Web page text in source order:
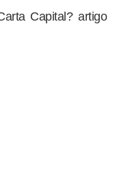
Capital? artigo